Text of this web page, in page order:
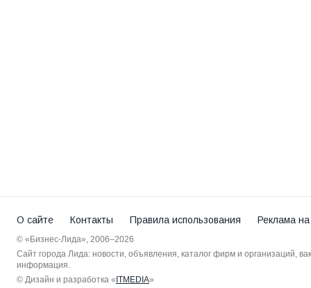
О сайте Контакты Правила использования Реклама
© «Бизнес-Лида», 2006–2026
Сайт города Лида: новости, объявления, каталог фирм и организаций,
информация.
© Дизайн и разработка « ITMEDIA»